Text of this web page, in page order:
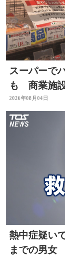
スーパーで
も 商業施
む 大分
2026年08月04日
熱中症疑い
までの男女